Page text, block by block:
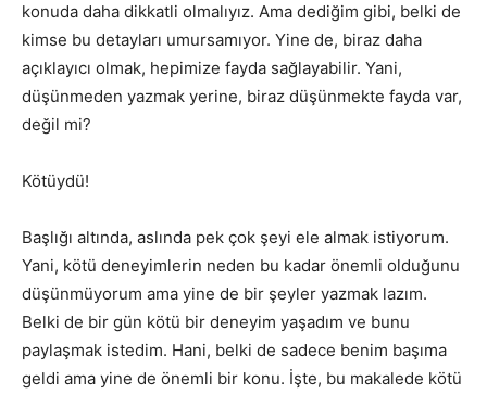
konuda daha dikkatli olmalıyız. Ama dediğim gibi, belki de
kimse bu detayları umursamıyor. Yine de, biraz daha
açıklayıcı olmak, hepimize fayda sağlayabilir. Yani,
düşünmeden yazmak yerine, biraz düşünmekte fayda var,
değil mi?
Kötüydü!
Başlığı altında, aslında pek çok şeyi ele almak istiyorum.
Yani, kötü deneyimlerin neden bu kadar önemli olduğunu
düşünmüyorum ama yine de bir şeyler yazmak lazım.
Belki de bir gün kötü bir deneyim yaşadım ve bunu
paylaşmak istedim. Hani, belki de sadece benim başıma
geldi ama yine de önemli bir konu. İşte, bu makalede kötü